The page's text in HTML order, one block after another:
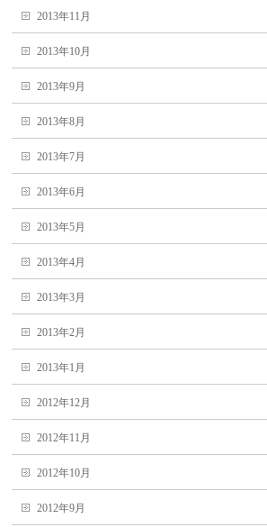
2013年11月
2013年10月
2013年9月
2013年8月
2013年7月
2013年6月
2013年5月
2013年4月
2013年3月
2013年2月
2013年1月
2012年12月
2012年11月
2012年10月
2012年9月